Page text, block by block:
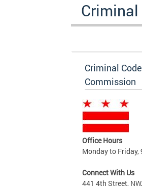
Criminal
Commission
Office Hours
Monday to Friday,
Connect With Us
441 4th Street,